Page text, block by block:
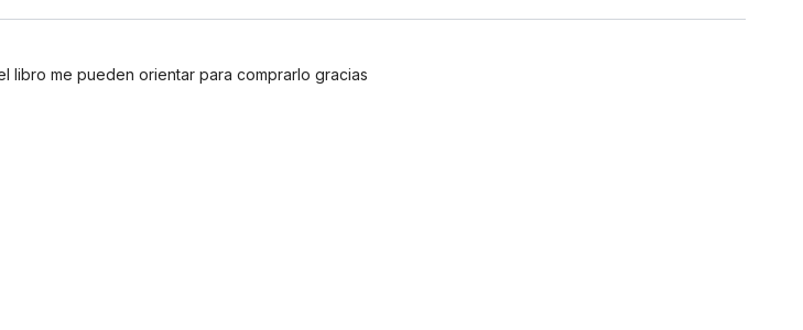
libro me pueden orientar para comprarlo gracias